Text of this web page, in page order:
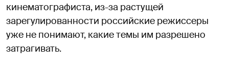
кинематографиста, из-за растущей
зарегулированности российские режиссеры
уже не понимают, какие темы им разрешено
затрагивать.